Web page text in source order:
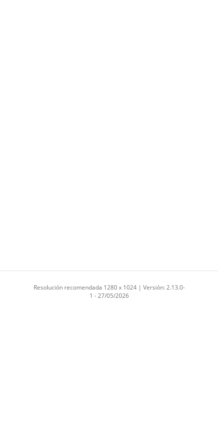
Resolución recomendada 1280 x 1024 | Versión: 2.13.0-
1 - 27/05/2026